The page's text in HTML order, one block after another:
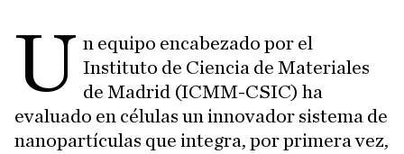
U n equipo encabezado por el
Instituto de Ciencia de Materiales
de Madrid (ICMM-CSIC) ha
evaluado en células un innovador sistema de
nanopartículas que integra, por primera vez,